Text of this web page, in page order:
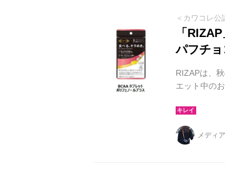
＜カワコレ公
「
パフチョ
RIZAPは、
エット中の
メディ